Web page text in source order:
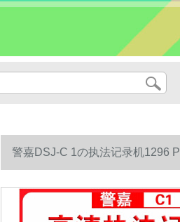
警嘉DSJ-C 1の执法记录机1296
品の16 Gメモリア